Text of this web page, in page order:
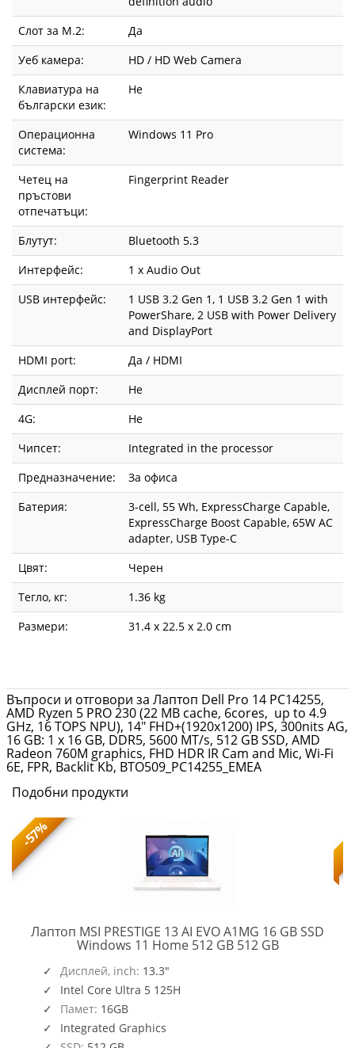
Слот за М.2:
Да
Уеб камера:
HD / HD Web Camera
Клавиатура на
български език:
Не
Операционна
система:
Windows 11 Pro
Четец на
пръстови
отпечатъци:
Fingerprint Reader
Блутут:
Bluetooth 5.3
Интерфейс:
1 x Audio Out
USB интерфейс:
1 USB 3.2 Gen 1, 1 USB 3.2 Gen 1 with
PowerShare, 2 USB with Power Delivery
and DisplayPort
HDMI port:
Да / HDMI
Дисплей порт:
Не
4G:
Не
Чипсет:
Integrated in the processor
Предназначение:
За офиса
Батерия:
3-cell, 55 Wh, ExpressCharge Capable,
ExpressCharge Boost Capable, 65W AC
adapter, USB Type-C
Цвят:
Черен
Тегло, кг:
1.36 kg
Размери:
31.4 x 22.5 x 2.0 cm
Въпроси и отговори за Лаптоп Dell Pro 14 PC14255,
AMD Ryzen 5 PRO 230 (22 MB cache, 6cores, up to 4.9
GHz, 16 TOPS NPU), 14" FHD+(1920x1200) IPS, 300nits AG,
16 GB: 1 x 16 GB, DDR5, 5600 MT/s, 512 GB SSD, AMD
Radeon 760M graphics, FHD HDR IR Cam and Mic, Wi-Fi
6E, FPR, Backlit Kb, BTO509_PC14255_EMEA
Подобни продукти
-57%
Лаптоп MSI PRESTIGE 13 AI EVO A1MG 16 GB SSD
Windows 11 Home 512 GB 512 GBPRESTIGE
Дисплей, inch: 13.3"
Intel Core Ultra 5 125H
Памет: 16GB
Integrated Graphics